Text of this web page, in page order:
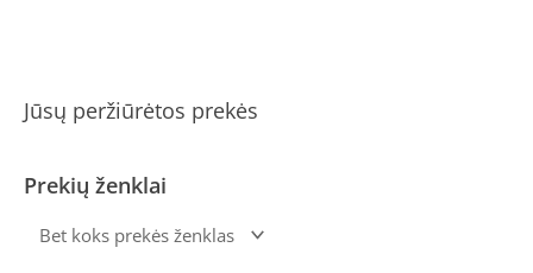
Jūsų peržiūrėtos prekės
Prekių ženklai